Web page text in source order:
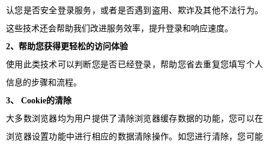
认您是否安全登录服务，或者是否遇到盗用、欺诈及其他不法行为。
这些技术还会帮助我们改进服务效率，提升登录和响应速度。
2、帮助您获得更轻松的访问体验
使用此类技术可以判断您是否已经登录，帮助您省去重复您填写个人
信息的步骤和流程。
3、 Cookie的清除
大多数浏览器均为用户提供了清除浏览器缓存数据的功能，您可以在
浏览器设置功能中进行相应的数据清除操作。如您进行清除，您可能